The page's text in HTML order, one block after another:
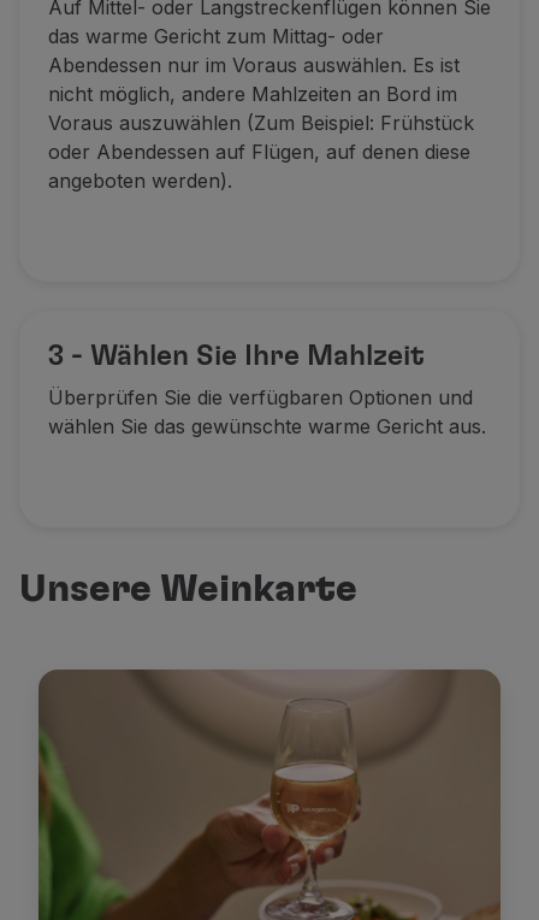
Auf Mittel- oder Langstreckenflügen können Sie
das warme Gericht zum Mittag- oder
Abendessen nur im Voraus auswählen. Es ist
nicht möglich, andere Mahlzeiten an Bord im
Voraus auszuwählen (Zum Beispiel: Frühstück
oder Abendessen auf Flügen, auf denen diese
angeboten werden).
3 - Wählen Sie Ihre Mahlzeit
Überprüfen Sie die verfügbaren Optionen und
wählen Sie das gewünschte warme Gericht aus.
Unsere Weinkarte